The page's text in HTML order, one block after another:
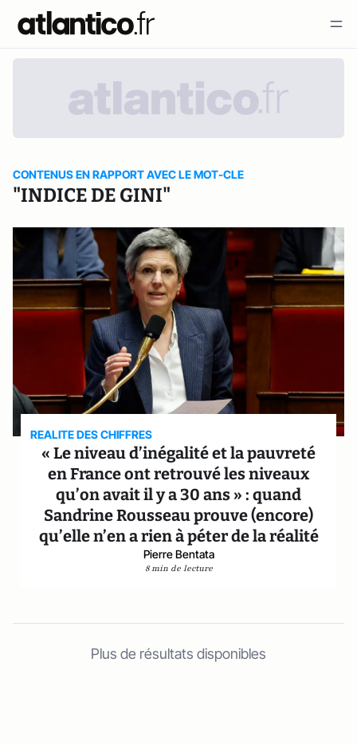
CONTENUS EN RAPPORT AVEC LE MOT-CLE
"INDICE DE GINI"
REALITE DES CHIFFRES
« Le niveau d’inégalité et la pauvreté
en France ont retrouvé les niveaux
qu’on avait il y a 30 ans » : quand
Sandrine Rousseau prouve (encore)
qu’elle n’en a rien à péter de la réalité
Pierre Bentata
8 min de lecture
Plus de résultats disponibles